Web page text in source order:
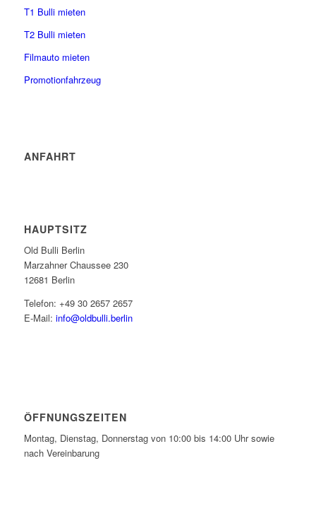
T1 Bulli mieten
T2 Bulli mieten
Filmauto mieten
Promotionfahrzeug
ANFAHRT
HAUPTSITZ
Old Bulli Berlin
Marzahner Chaussee 230
12681 Berlin
Telefon: +49 30 2657 2657
E-Mail: info@oldbulli.berlin
ÖFFNUNGSZEITEN
Montag, Dienstag, Donnerstag von 10:00 bis 14:00 Uhr sowie
nach Vereinbarung